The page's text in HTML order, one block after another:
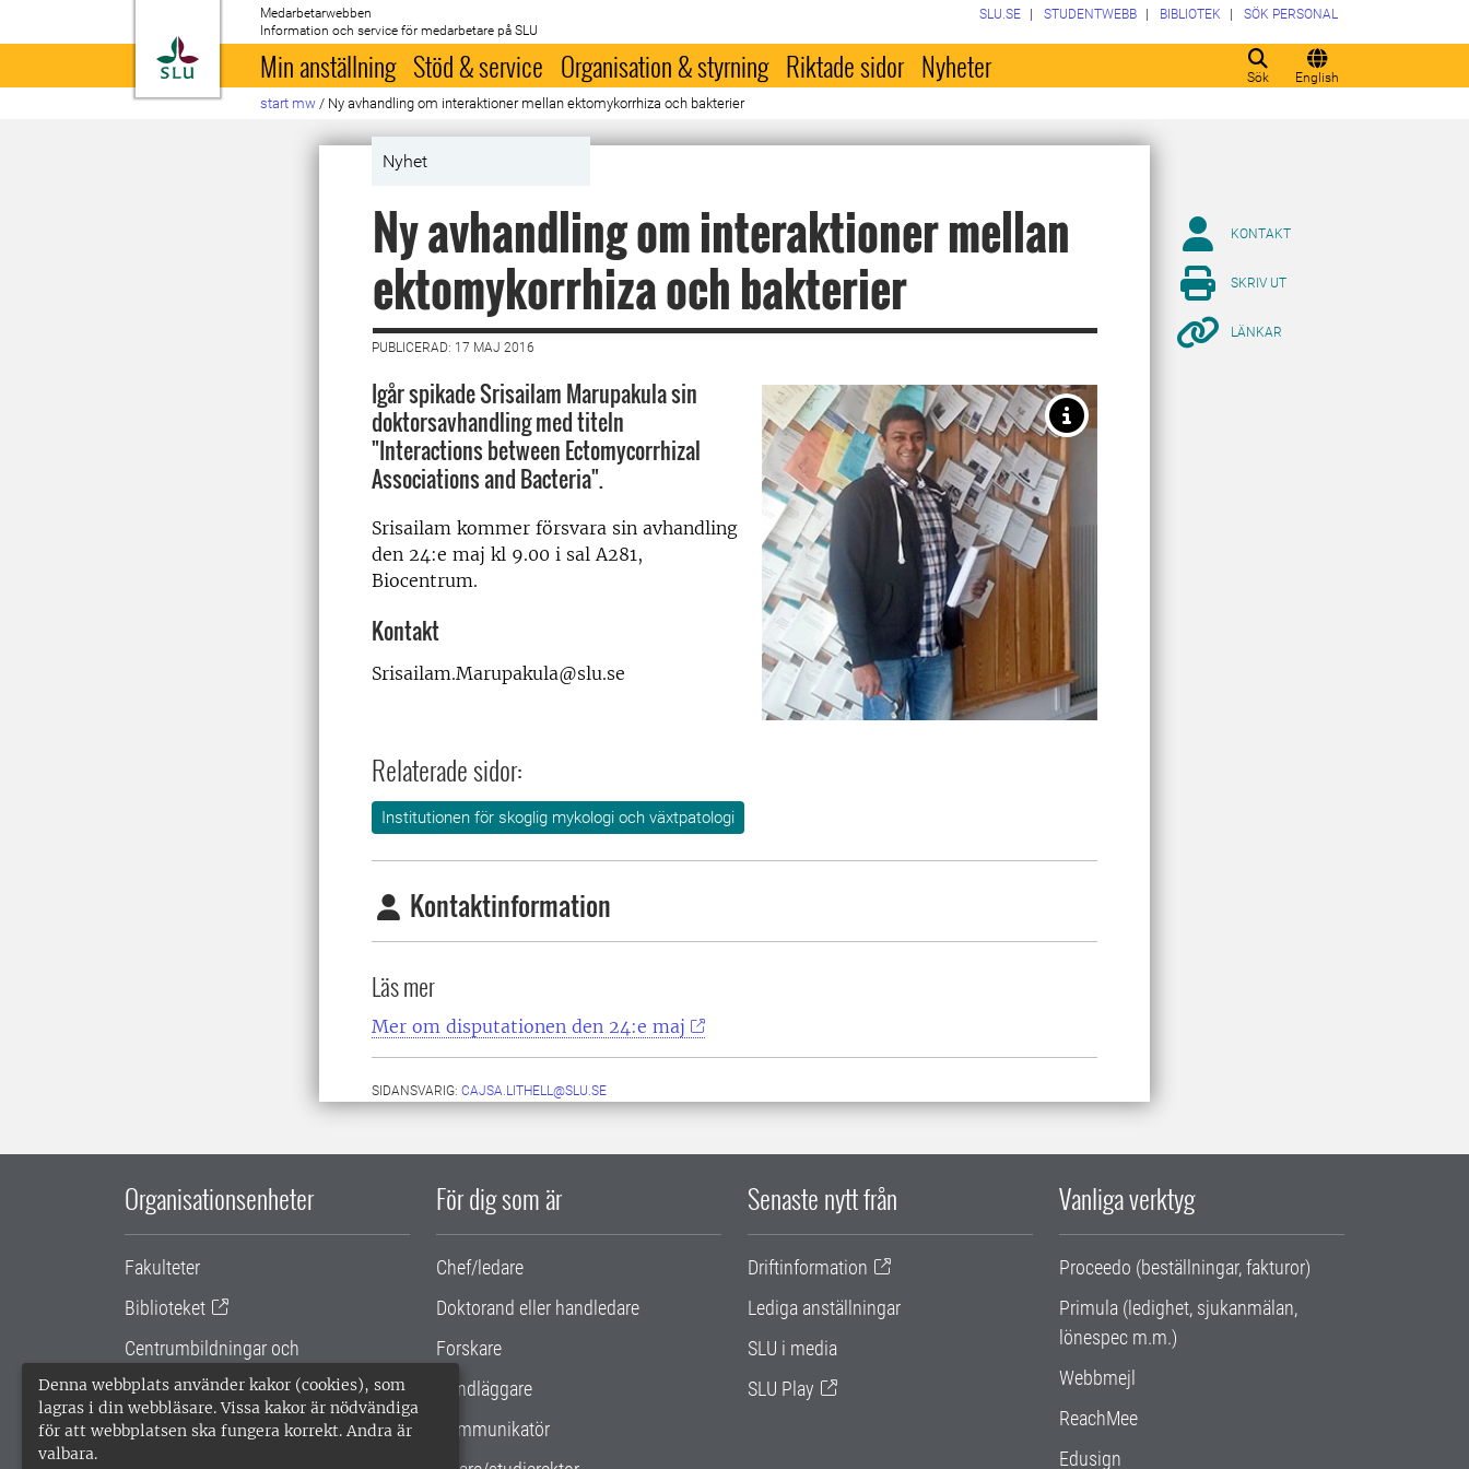
Denna webbplats använder kakor (cookies), som
lagras i din webbläsare. Vissa kakor är nödvändiga
för att webbplatsen ska fungera korrekt. Andra är
valbara.
Till startsida
Medarbetarwebben
Information och service för medarbetare på SLU
Sök English
SLU.SE STUDENTWEBB BIBLIOTEK SÖK PERSONAL
Min anställning Stöd & service Organisation & styrning Riktade sidor Nyheter
start mw / Ny avhandling om interaktioner mellan ektomykorrhiza och bakterier
Nyhet
Ny avhandling om interaktioner mellan
ektomykorrhiza och bakterier
PUBLICERAD: 17 MAJ 2016
Igår spikade Srisailam Marupakula sin
doktorsavhandling med titeln
"Interactions between Ectomycorrhizal
Associations and Bacteria".
Srisailam kommer försvara sin avhandling
den 24:e maj kl 9.00 i sal A281,
Biocentrum.
Kontakt
Srisailam.Marupakula@slu.se
Relaterade sidor:
Institutionen för skoglig mykologi och växtpatologi
Kontaktinformation
Läs mer
Mer om disputationen den 24:e maj
SIDANSVARIG: CAJSA.LITHELL@SLU.SE
KONTAKT
SKRIV UT
LÄNKAR
Organisationsenheter
Fakulteter
Biblioteket
Centrumbildningar och
samarbetsprojekt
Gemensamma verksamhetsstödet
För dig som är
Chef/ledare
Doktorand eller handledare
Forskare
Handläggare
Kommunikatör
Senaste nytt från
Driftinformation
Lediga anställningar
SLU i media
SLU Play
Vanliga verktyg
Proceedo (beställningar, fakturor)
Primula (ledighet, sjukanmälan,
lönespec m.m.)
Webbmejl
ReachMee
Edusign